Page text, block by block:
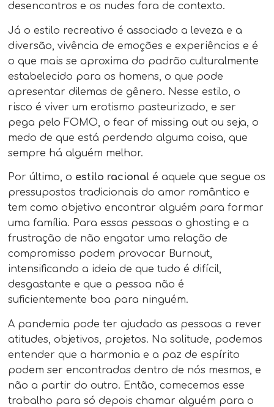
desencontros e os nudes fora de contexto.
Já o estilo recreativo é associado a leveza e a
diversão, vivência de emoções e experiências e é
o que mais se aproxima do padrão culturalmente
estabelecido para os homens, o que pode
apresentar dilemas de gênero. Nesse estilo, o
risco é viver um erotismo pasteurizado, e ser
pega pelo FOMO, o fear of missing out ou seja, o
medo de que está perdendo alguma coisa, que
sempre há alguém melhor.
Por último, o estilo racional é aquele que segue os
pressupostos tradicionais do amor romântico e
tem como objetivo encontrar alguém para formar
uma família. Para essas pessoas o ghosting e a
frustração de não engatar uma relação de
compromisso podem provocar Burnout,
intensificando a ideia de que tudo é difícil,
desgastante e que a pessoa não é
suficientemente boa para ninguém.
A pandemia pode ter ajudado as pessoas a rever
atitudes, objetivos, projetos. Na solitude, podemos
entender que a harmonia e a paz de espírito
podem ser encontradas dentro de nós mesmos, e
não a partir do outro. Então, comecemos esse
trabalho para só depois chamar alguém para o